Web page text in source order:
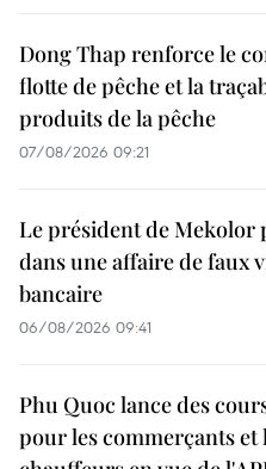
Dong Thap renforce le
flotte de pêche et la
produits de la pêche
07/08/2026 09:21
Le président de Mekolor
dans une affaire de faux
bancaire
06/08/2026 09:41
Phu Quoc lance des
pour les commerçants et